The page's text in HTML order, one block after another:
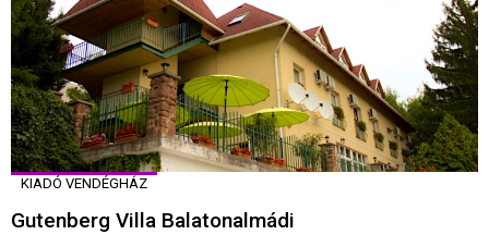
KIADÓ VENDÉGHÁZ
Gutenberg Villa Balatonalmádi